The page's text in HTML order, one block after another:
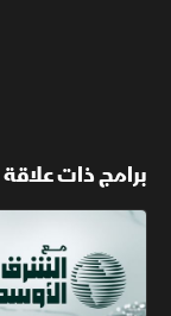
برامج ذات علاقة
مع الشرق الأوسط